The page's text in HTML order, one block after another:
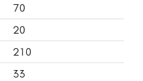
70
20
210
33